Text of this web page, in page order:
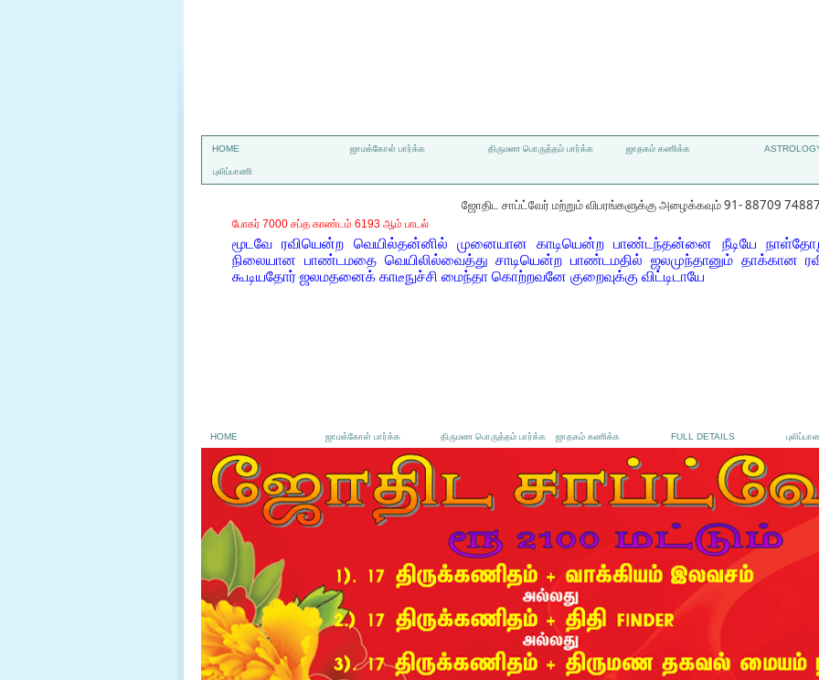
HOME ஜாமக்கோள் பார்க்க திருமண பொருத்தம் பார்க்க ஜாதகம் கணிக்க
புலிப்பாணி
ஜோதிட சாப்ட்வேர் மற்றும் விபரங்களுக்கு அழைக்கவும் 91- 88709
போகர் 7000 சப்த காண்டம் 6193 ஆம் பாடல்
மூடவே ரவியென்ற வெயில்தன்னில் முனையான காடியென்ற பாண்டந்தன்னை நீடியே
நிலையான பாண்டமதை வெயிலில்வைத்து சாடியென்ற பாண்டமதில் ஜலமுந்தானும் தாக்கான
கூடியதோர் ஜலமதனைக் காடீநுச்சி மைந்தா கொற்றவனே குறைவுக்கு விட்டிடாயே
HOME ஜாமக்கோள் பார்க்க திருமண பொருத்தம் பார்க்க ஜாதகம் கணிக்க FULL DETAILS